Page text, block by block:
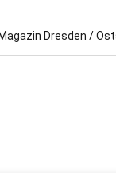
Dresden /